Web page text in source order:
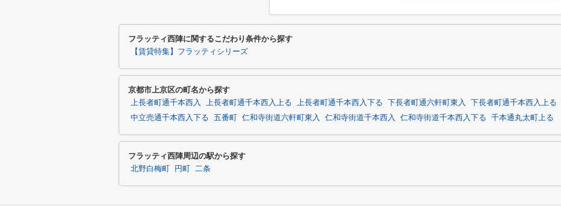
フラッティ西陣に関するこだわり条件から探す
【賃貸特集】フラッティシリーズ
京都市上京区の町名から探す
上長者町通千本西入 上長者町通千本西入上る 上長者町通千本西入下る 下長者町通六軒町東入 下長者町通千本西入上る
中立売通千本西入下る
五番町 仁和寺街道六軒町東入 仁和寺街道千本西入 仁和寺街道千本西入下る 千本通丸太町上る
フラッティ西陣周辺の駅から探す
北野白梅町 円町 二条